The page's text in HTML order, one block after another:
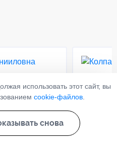
использовать этот сайт, вы
cookie-файлов
снова